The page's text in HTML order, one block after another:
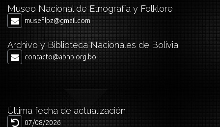
Museo Nacional de Etnografía y Folklore
musef.lpz@gmail.com
Archivo y Biblioteca Nacionales de Bolivia
contacto@abnb.org.bo
Última fecha de actualización
07/08/2026